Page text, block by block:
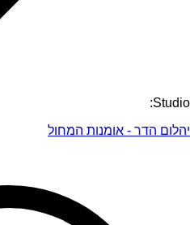
Studio:
יהלום הדר - אומנות המחול